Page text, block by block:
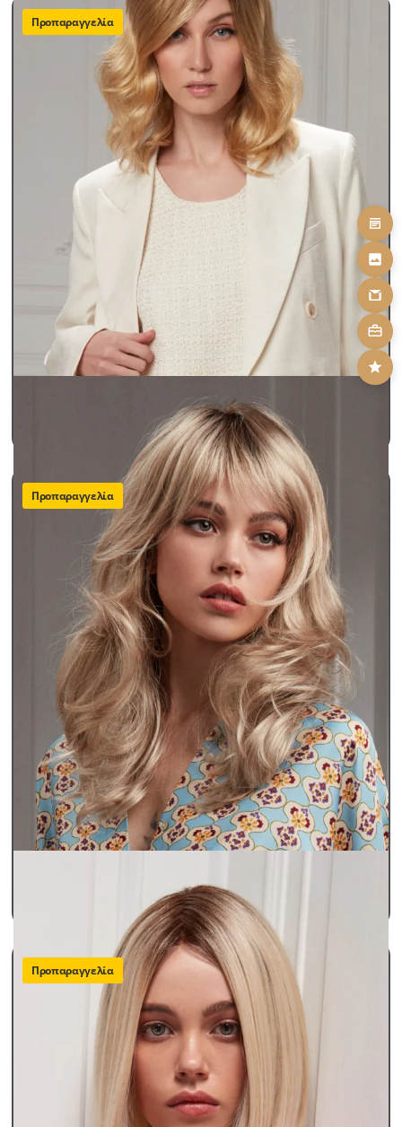
Περούκες Γυναικείες
Περούκες Παθήσεων Lux
CANDY
Προπαραγγελία
490,00€
ΠΡΟΣΘΗΚΗ ΣΤΟ ΚΑΛΑΘΙ
Περούκες ΓυναικείεςΠερούκες Παθήσεων Lux
MEGAN
Προπαραγγελία
490,00€
ΠΡΟΣΘΗΚΗ ΣΤΟ ΚΑΛΑΘΙ
Προπαραγγελία